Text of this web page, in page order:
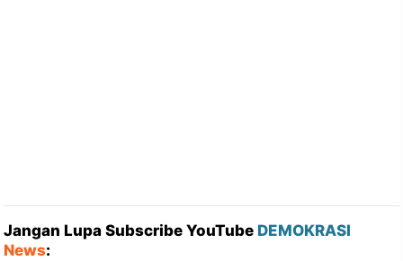
Jangan Lupa Subscribe YouTube DEMOKRASI
News: